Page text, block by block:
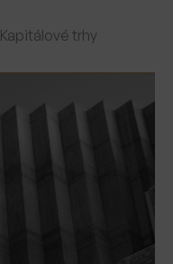
Kapitálové trhy